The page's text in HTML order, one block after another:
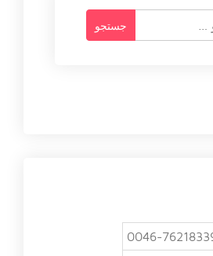
0046-